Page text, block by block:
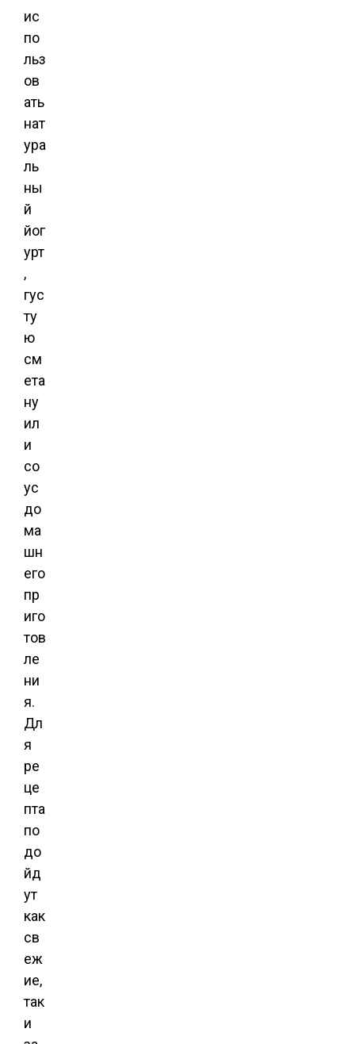
ис
по
льз
ов
ать
нат
ура
ль
ны
й
йог
урт
,
гус
ту
ю
см
ета
ну
ил
и
со
ус
до
ма
шн
его
пр
иго
тов
ле
ни
я.
Дл
я
ре
це
пта
по
до
йд
ут
как
св
еж
ие,
так
и